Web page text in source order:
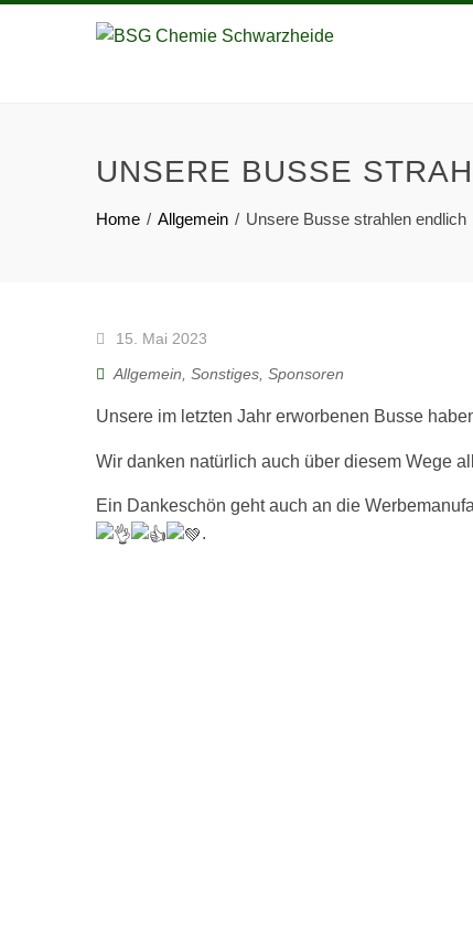
UNSERE BUSSE
Home Allgemein Unsere Busse strahlen endlich
15. Mai 2023
Allgemein Sonstiges Sponsoren
Unsere im letzten Jahr erworbenen Busse
Wir danken natürlich auch über diesem Wege
Ein Dankeschön geht auch an die
.